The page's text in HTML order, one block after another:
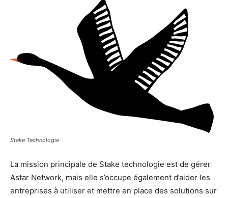
Stake Technologie
La mission principale de Stake technologie est de gérer
Astar Network, mais elle s’occupe également d’aider les
entreprises à utiliser et mettre en place des solutions sur